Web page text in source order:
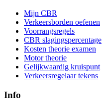
Mijn CBR
Verkeersborden oefenen
Voorrangsregels
CBR slagingspercentage
Kosten theorie examen
Motor theorie
Gelijkwaardig kruispunt
Verkeersregelaar tekens
Info